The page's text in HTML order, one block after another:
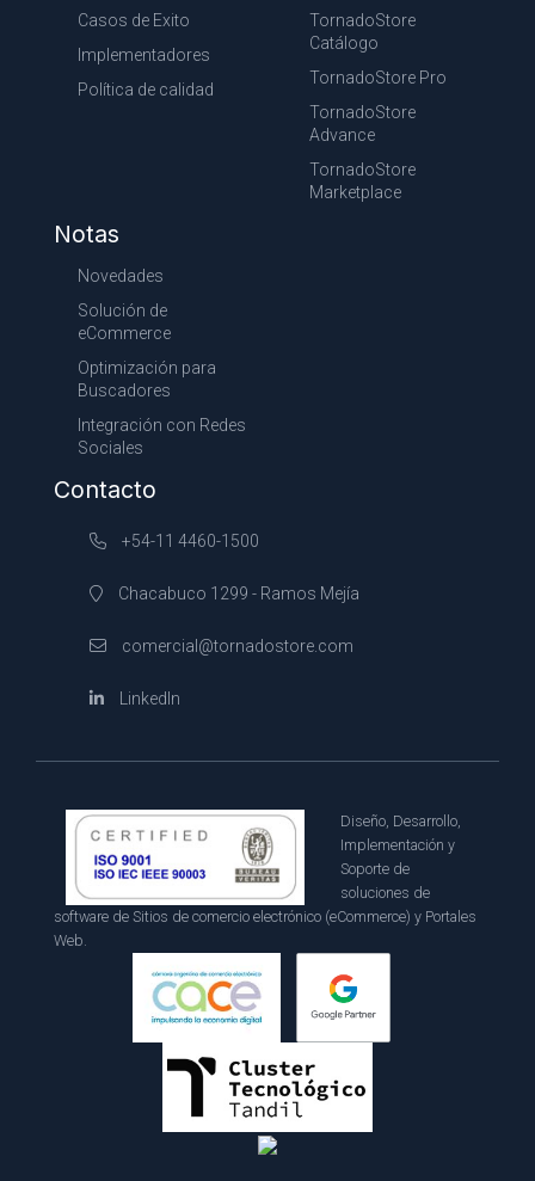
Casos de Exito
Implementadores
Política de calidad
TornadoStore
Catálogo
TornadoStore Pro
TornadoStore
Advance
TornadoStore
Marketplace
Notas
Novedades
Solución de
eCommerce
Optimización para
Buscadores
Integración con Redes
Sociales
Contacto
+54-11 4460-1500
Chacabuco 1299 - Ramos Mejía
comercial@tornadostore.com
LinkedIn
Diseño, Desarrollo,
Implementación y
Soporte de
soluciones de
software de Sitios de comercio electrónico (eCommerce) y Portales
Web.